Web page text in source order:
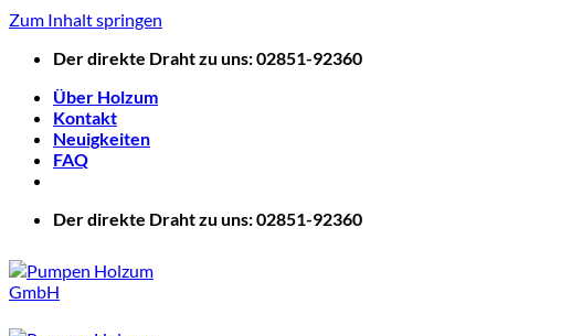
Zum Inhalt springen
Der direkte Draht zu uns: 02851-92360
Über Holzum
Kontakt
Neuigkeiten
FAQ
Der direkte Draht zu uns: 02851-92360